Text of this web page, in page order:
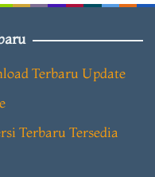
Terbaru Update
Terbaru Tersedia